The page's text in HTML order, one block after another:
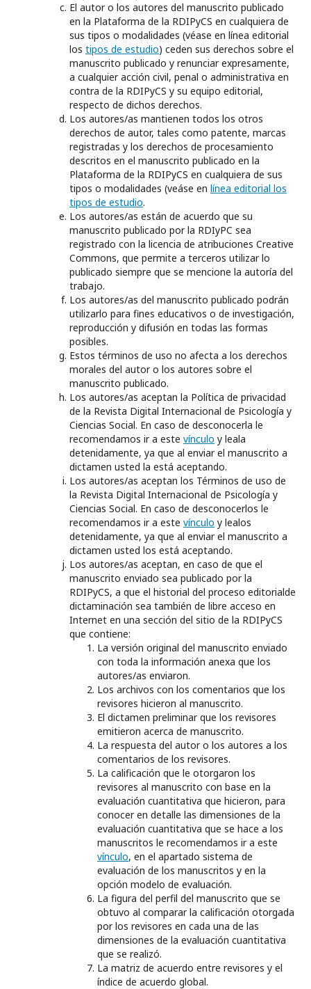
El autor o los autores del manuscrito publicado
en la Plataforma de la RDIPyCS en cualquiera de
sus tipos o modalidades (véase en línea editorial
los tipos de estudio) ceden sus derechos sobre el
manuscrito publicado y renunciar expresamente,
a cualquier acción civil, penal o administrativa en
contra de la RDIPyCS y su equipo editorial,
respecto de dichos derechos.
Los autores/as mantienen todos los otros
derechos de autor, tales como patente, marcas
registradas y los derechos de procesamiento
descritos en el manuscrito publicado en la
Plataforma de la RDIPyCS en cualquiera de sus
tipos o modalidades (veáse en línea editorial los
tipos de estudio.
Los autores/as están de acuerdo que su
manuscrito publicado por la RDIyPC sea
registrado con la licencia de atribuciones Creative
Commons, que permite a terceros utilizar lo
publicado siempre que se mencione la autoría del
trabajo.
Los autores/as del manuscrito publicado podrán
utilizarlo para fines educativos o de investigación,
reproducción y difusión en todas las formas
posibles.
Estos términos de uso no afecta a los derechos
morales del autor o los autores sobre el
manuscrito publicado.
Los autores/as aceptan la Política de privacidad
de la Revista Digital Internacional de Psicología y
Ciencias Social. En caso de desconocerla le
recomendamos ir a este vínculo y leala
detenidamente, ya que al enviar el manuscrito a
dictamen usted la está aceptando.
Los autores/as aceptan los Términos de uso de
la Revista Digital Internacional de Psicología y
Ciencias Social. En caso de desconocerlos le
recomendamos ir a este vínculo y lealos
detenidamente, ya que al enviar el manuscrito a
dictamen usted los está aceptando.
Los autores/as aceptan, en caso de que el
manuscrito enviado sea publicado por la
RDIPyCS, a que el historial del proceso editorialde
dictaminación sea también de libre acceso en
Internet en una sección del sitio de la RDIPyCS
que contiene:
La versión original del manuscrito enviado
con toda la información anexa que los
autores/as enviaron.
Los archivos con los comentarios que los
revisores hicieron al manuscrito.
El dictamen preliminar que los revisores
emitieron acerca de manuscrito.
La respuesta del autor o los autores a los
comentarios de los revisores.
La calificación que le otorgaron los
revisores al manuscrito con base en la
evaluación cuantitativa que hicieron, para
conocer en detalle las dimensiones de la
evaluación cuantitativa que se hace a los
manuscritos le recomendamos ir a este
vínculo, en el apartado sistema de
evaluación de los manuscritos y en la
opción modelo de evaluación.
La figura del perfil del manuscrito que se
obtuvo al comparar la calificación otorgada
por los revisores en cada una de las
dimensiones de la evaluación cuantitativa
que se realizó.
La matriz de acuerdo entre revisores y el
índice de acuerdo global.